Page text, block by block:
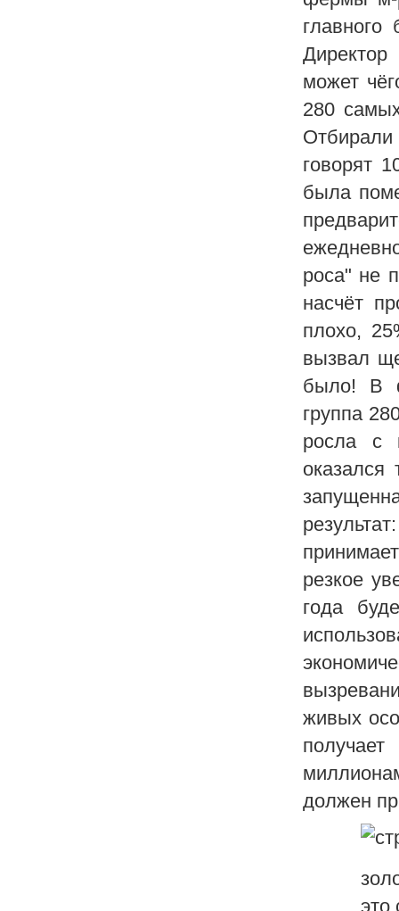
может
280
говорят
была
роса" не
насчёт
плохо,
вызвал
было! В
группа
росла с
резкое
года
живых
должен
это